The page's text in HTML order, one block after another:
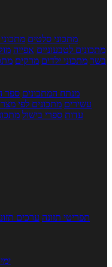
מתכוני סלטים
מתכונים לטבעוניים אפייה
בשר מתכוני ילדים מרקים
מנתח המתכונים ספר
עשירים מתכונים לפי
עדות ספרי בישול
תפריטי תזונה ערכים
5